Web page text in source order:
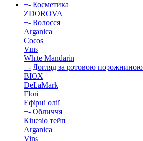
+- Косметика
ZDOROVA
+- Волосся
Arganica
Cocos
Vins
White Mandarin
+- Догляд за ротовою порожниною
BIOX
DeLaMark
Flori
Ефірні олії
+- Обличчя
Кінезіо тейп
Arganica
Vins